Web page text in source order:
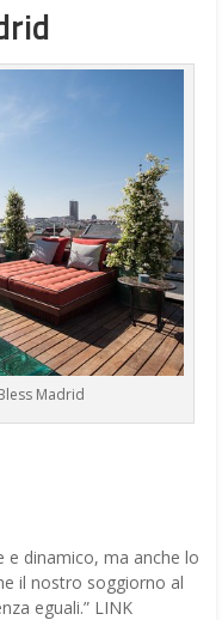
Madrid
e dinamico, ma anche lo
il nostro soggiorno al
eguali.” LINK